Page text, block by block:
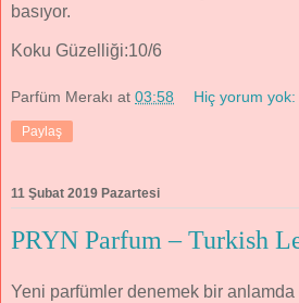
basıyor.
Koku Güzelliği:10/6
Parfüm Merakı at 03:58 Hiç yorum yok:
Paylaş
11 Şubat 2019 Pazartesi
PRYN Parfum – Turkish
Yeni parfümler denemek bir anlamda